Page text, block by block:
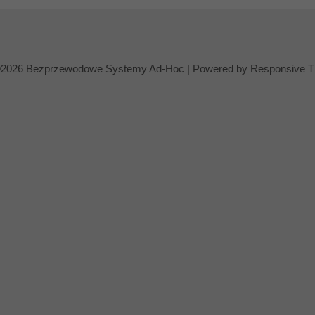
Bezprzewodowe Systemy Ad-Hoc | Powered by Responsive